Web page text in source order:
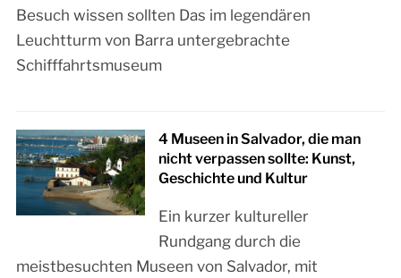
Besuch wissen sollten Das im legendären
Leuchtturm von Barra untergebrachte
Schifffahrtsmuseum
4 Museen in Salvador, die man
nicht verpassen sollte: Kunst,
Geschichte und Kultur
Ein kurzer kultureller
Rundgang durch die
meistbesuchten Museen von Salvador, mit